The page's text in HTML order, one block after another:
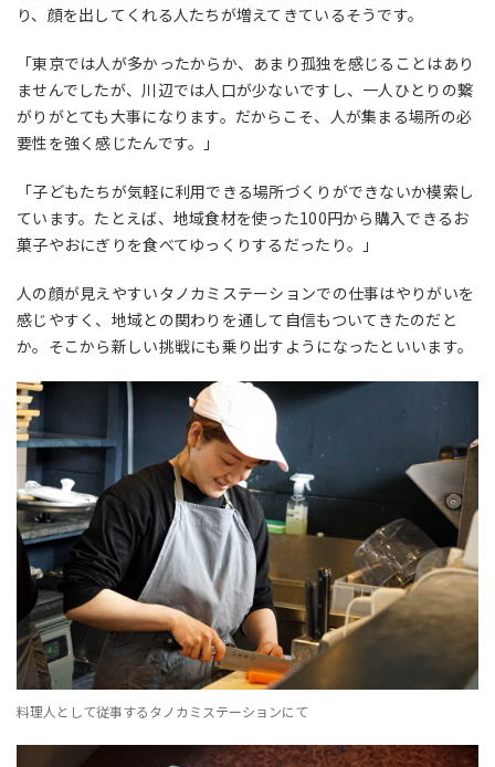
り、顔を出してくれる人たちが増えてきているそうです。
「東京では人が多かったからか、あまり孤独を感じることはあり
ませんでしたが、川辺では人口が少ないですし、一人ひとりの繋
がりがとても大事になります。だからこそ、人が集まる場所の必
要性を強く感じたんです。」
「子どもたちが気軽に利用できる場所づくりができないか模索し
ています。たとえば、地域食材を使った100円から購入できるお
菓子やおにぎりを食べてゆっくりするだったり。」
人の顔が見えやすいタノカミステーションでの仕事はやりがいを
感じやすく、地域との関わりを通して自信もついてきたのだと
か。そこから新しい挑戦にも乗り出すようになったといいます。
料理人として従事するタノカミステーションにて